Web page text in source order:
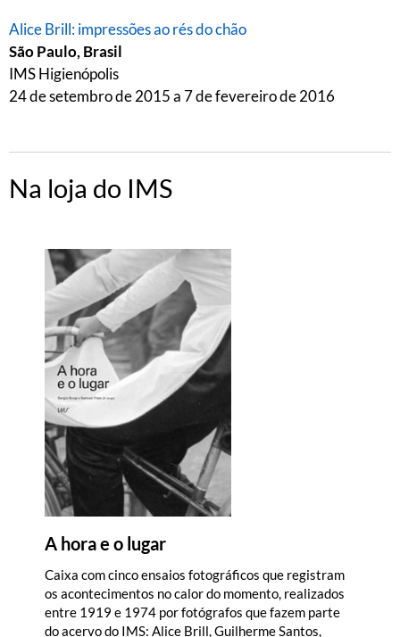
Alice Brill: impressões ao rés do chão
São Paulo, Brasil
IMS Higienópolis
24 de setembro de 2015 a 7 de fevereiro de 2016
Na loja do IMS
A hora e o lugar
Caixa com cinco ensaios fotográficos que registram
os acontecimentos no calor do momento, realizados
entre 1919 e 1974 por fotógrafos que fazem parte
do acervo do IMS: Alice Brill, Guilherme Santos,